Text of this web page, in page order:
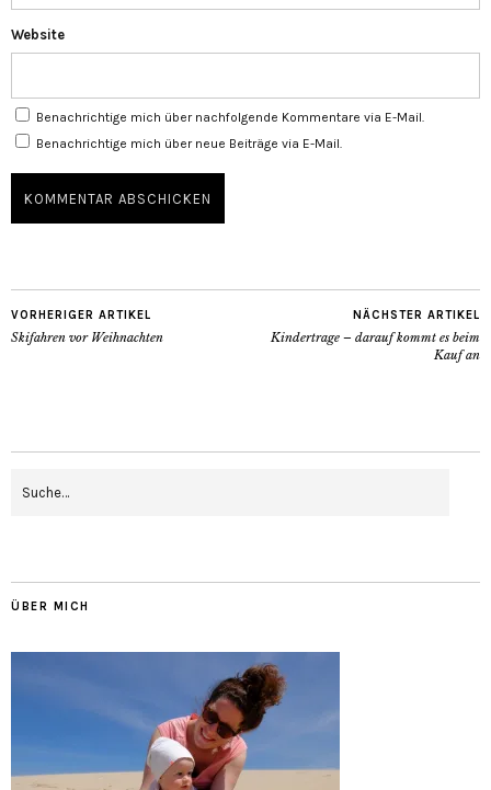
Website
Benachrichtige mich über nachfolgende Kommentare via E-Mail.
Benachrichtige mich über neue Beiträge via E-Mail.
VORHERIGER ARTIKEL
Skifahren vor Weihnachten
NÄCHSTER ARTIKEL
Kindertrage – darauf kommt es beim
Kauf an
ÜBER MICH